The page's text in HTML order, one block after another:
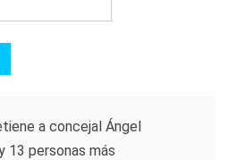
a concejal Ángel
13 personas más